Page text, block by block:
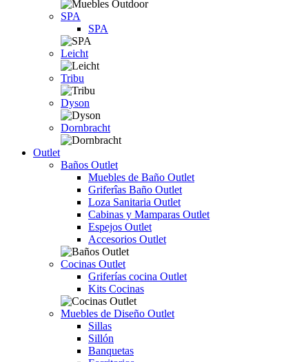
SPA
SPA
Leicht
Tribu
Dyson
Dornbracht
Outlet
Baños Outlet
Muebles de Baño Outlet
Griferîas Baño Outlet
Loza Sanitaria Outlet
Cabinas y Mamparas Outlet
Espejos Outlet
Accesorios Outlet
Cocinas Outlet
Griferías cocina Outlet
Kits Cocinas
Muebles de Diseño Outlet
Sillas
Sillón
Banquetas